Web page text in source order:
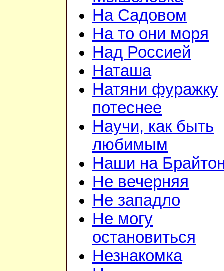
На Садовом
На то они моря
Над Россией
Наташа
Натяни фуражку
потеснее
Научи, как быть
любимым
Наши на
Не вечерняя
Не западло
Не могу
остановиться
Незнакомка